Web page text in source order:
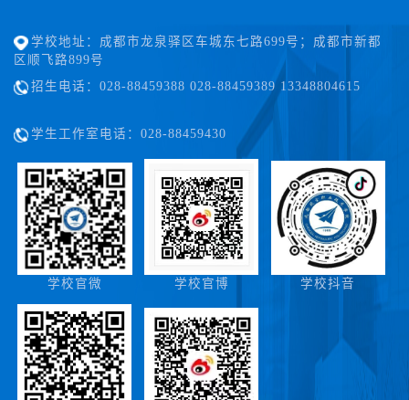
学校地址：成都市龙泉驿区车城东七路699号；成都市新都
区顺飞路899号
招生电话：028-88459388 028-88459389 13348804615
学生工作室电话：028-88459430
学校官微 学校官博 学校抖音